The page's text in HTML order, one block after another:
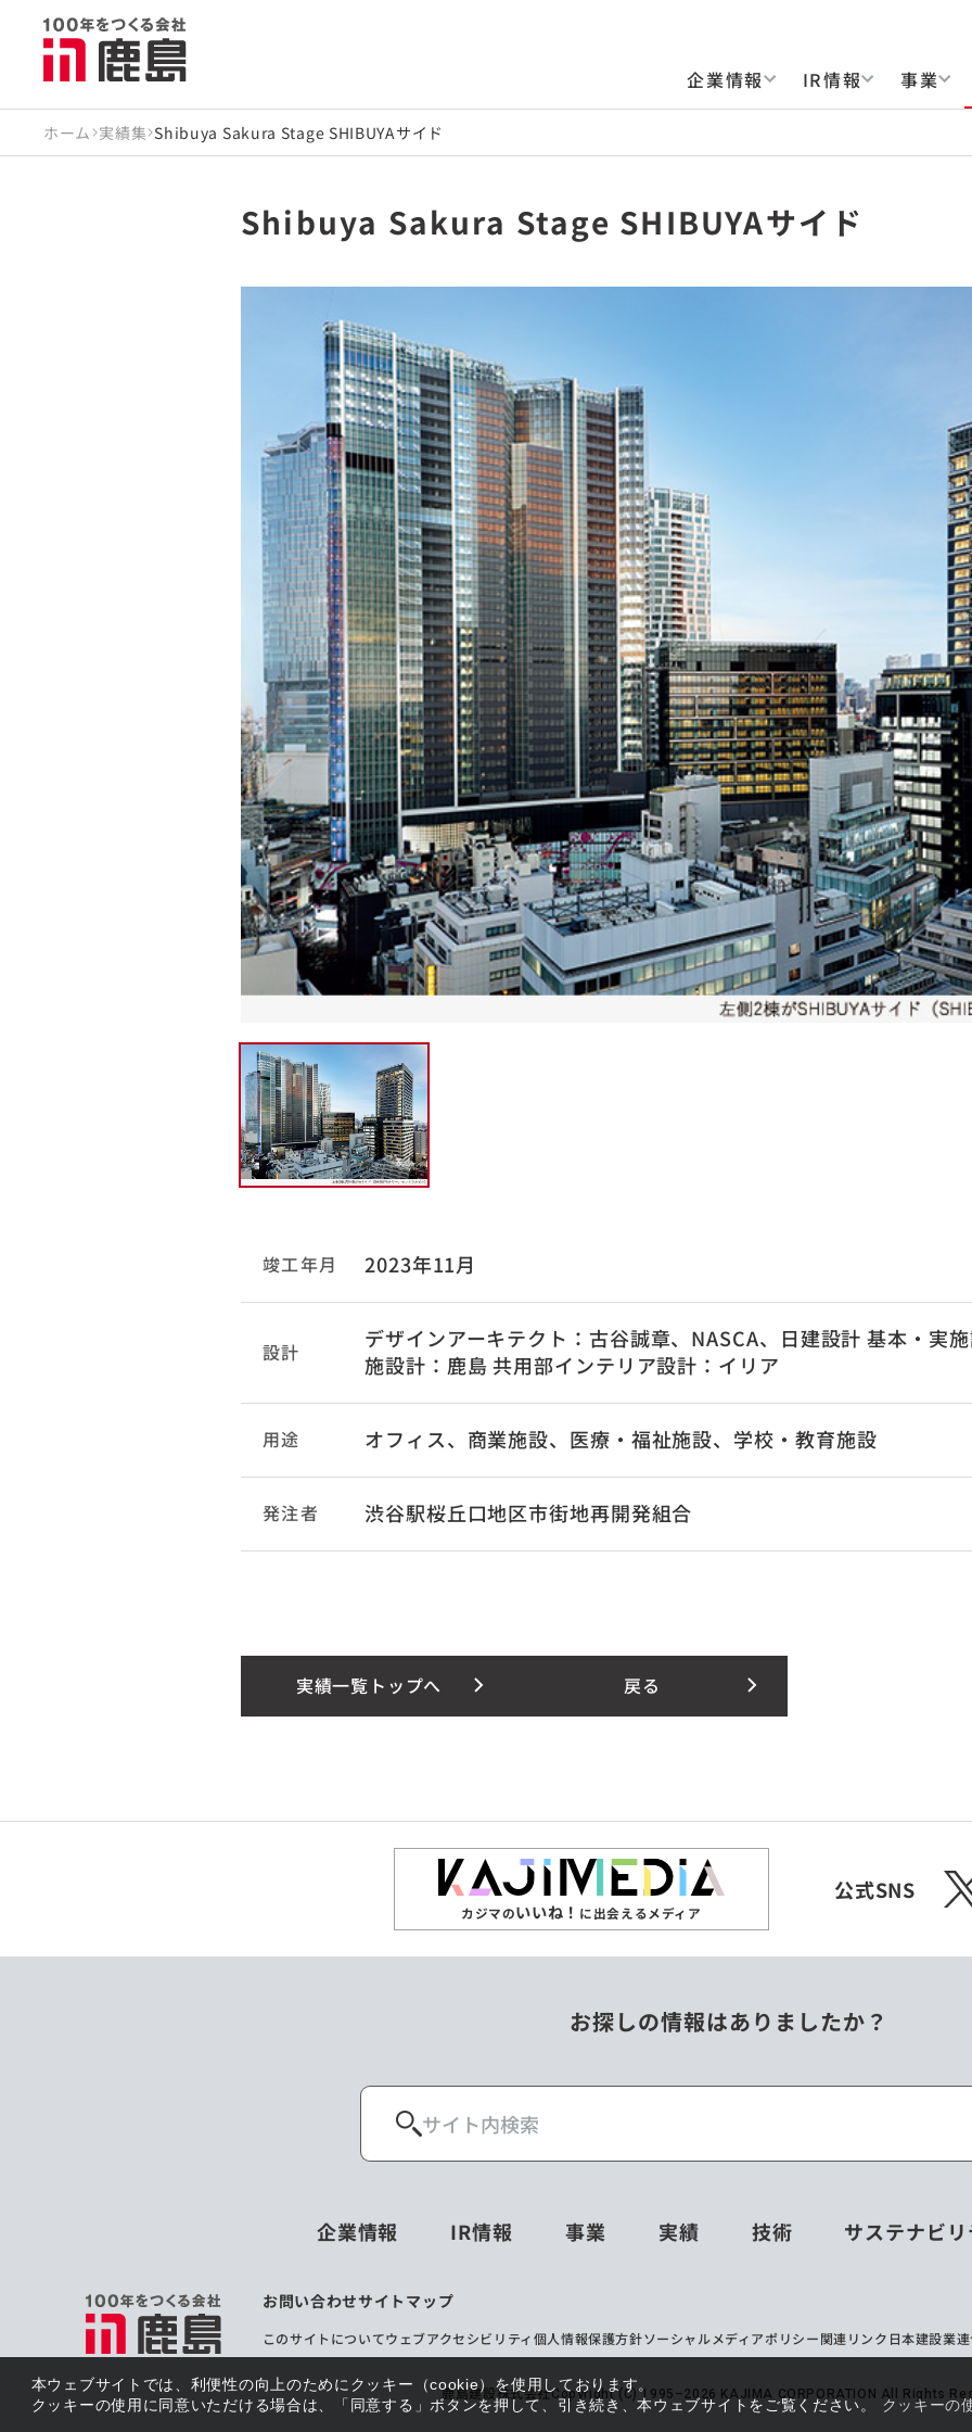
本ウェブサイトでは、利便性の向上のためにクッキー（cookie）を使用しております。
クッキーの使用に同意いただける場合は、「同意する」ボタンを押して、引き続き、本ウェブサイトをご覧ください。 クッキーの
企業情報 IR情報 事業
ホーム 実績集 Shibuya Sakura Stage SHIBUYAサイド
Shibuya Sakura Stage SHIBUYAサイド
竣工年月 2023年11月
設計
デザインアーキテクト：古谷誠章、NASCA、日建設計 基本・実
施設計：鹿島 共用部インテリア設計：イリア
用途 オフィス、商業施設、医療・福祉施設、学校・教育施設
発注者 渋谷駅桜丘口地区市街地再開発組合
実績一覧トップへ 戻る
カジマのいいね！ に出会えるメディア
公式SNS X
お探しの情報はありましたか？
企業情報 IR情報 事業 実績 技術 サステナビリ
お問い合わせサイトマップ
このサイトについてウェブアクセシビリティ個人情報保護方針ソーシャルメディアポリシー関連リンク 日本建設業
鹿島建設株式会社Copyright (C) 1995–2026 KAJIMA CORPORATION All Rights